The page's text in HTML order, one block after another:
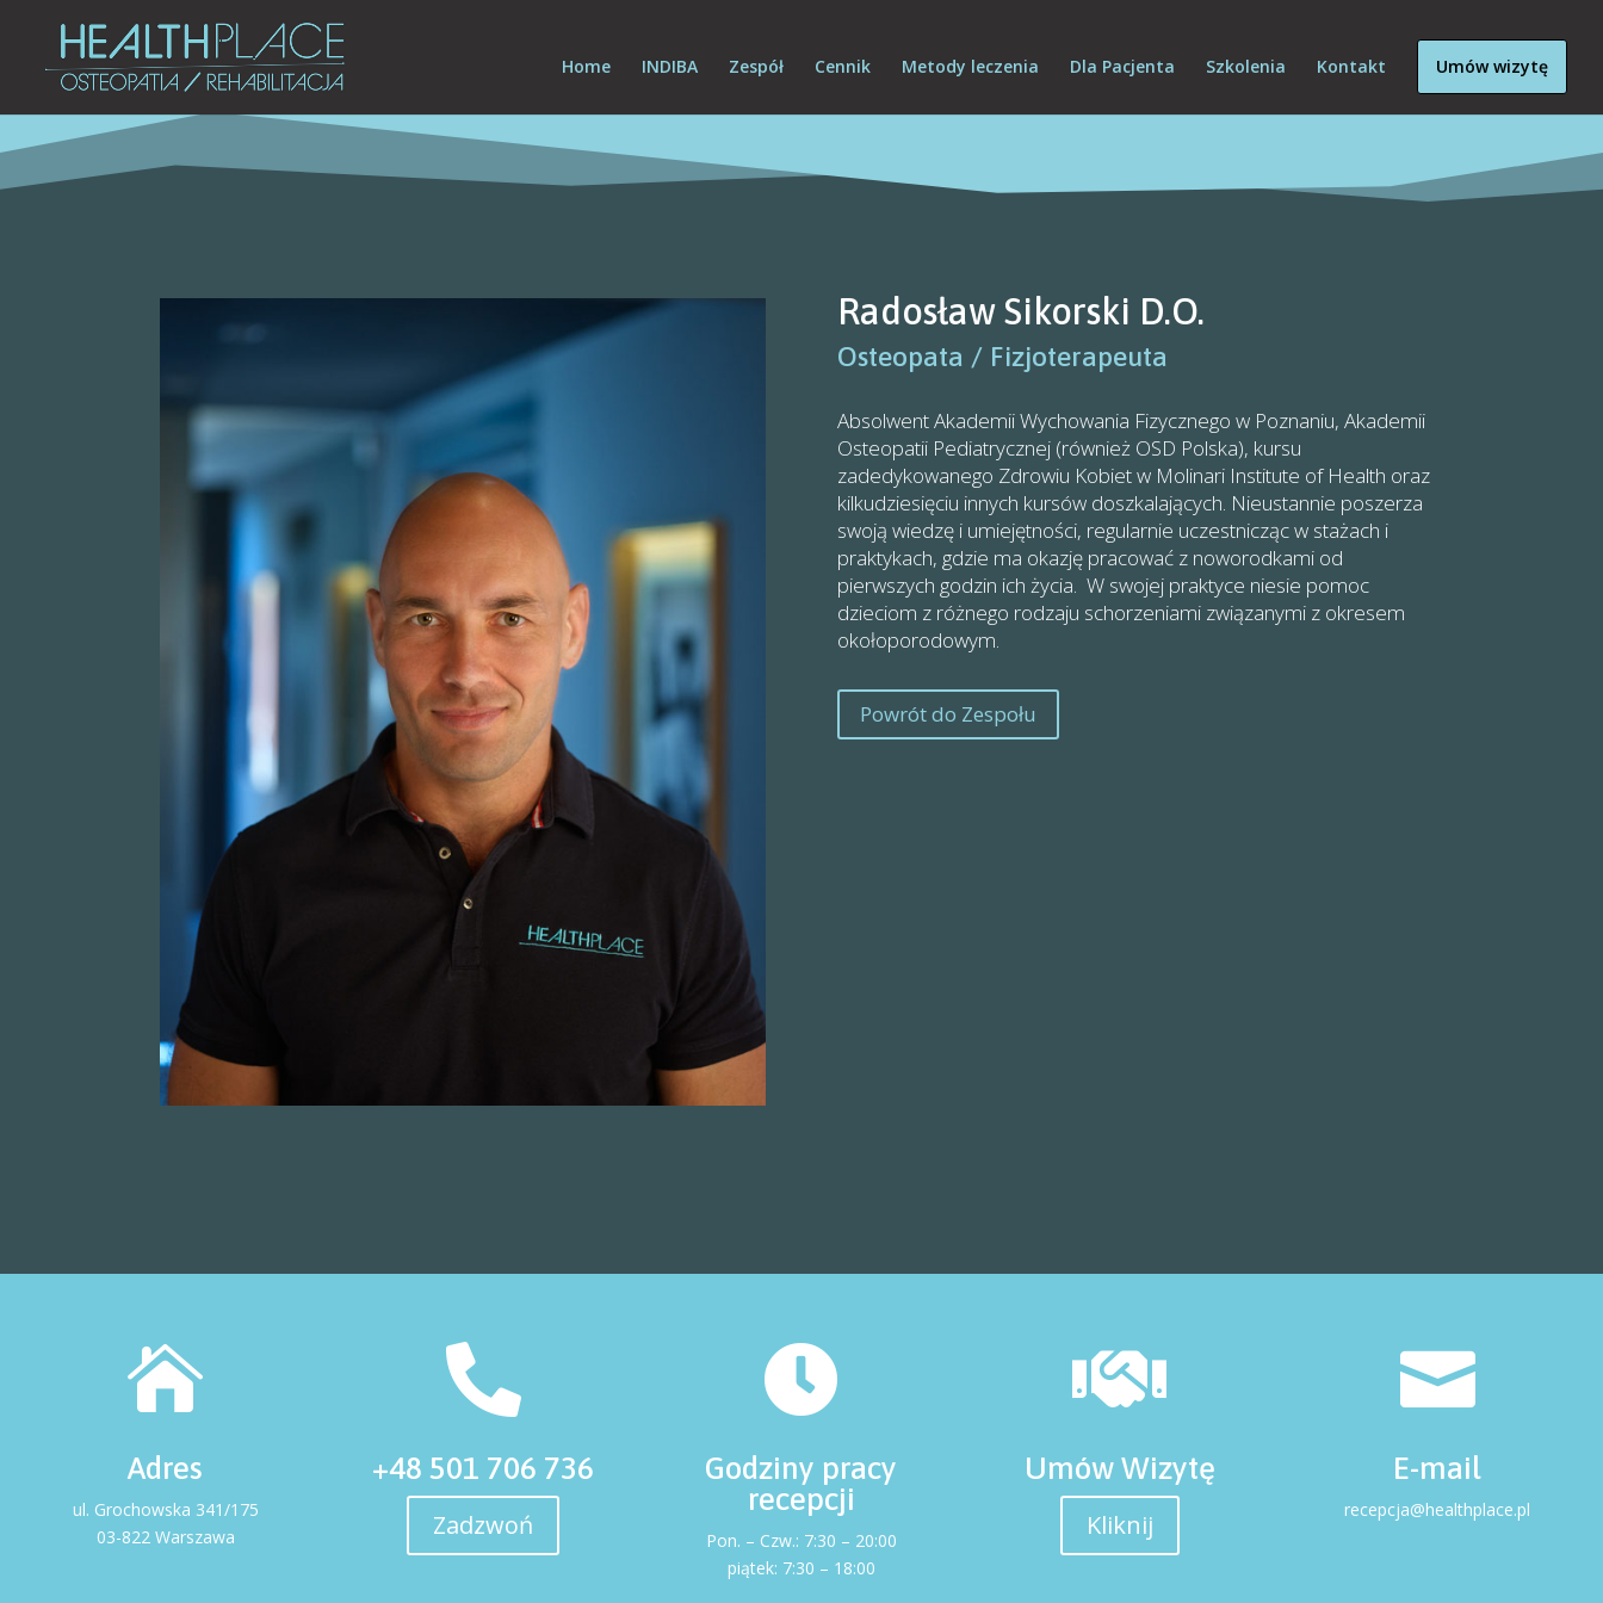
Home INDIBA Zespół Cennik Metody leczenia Dla Pacjenta Szkolenia Kontakt Umów wizytę
Radosław Sikorski D.O.
Osteopata / Fizjoterapeuta
Absolwent Akademii Wychowania Fizycznego w Poznaniu, Akademii
Osteopatii Pediatrycznej (również OSD Polska), kursu
zadedykowanego Zdrowiu Kobiet w Molinari Institute of Health oraz
kilkudziesięciu innych kursów doszkalających. Nieustannie poszerza
swoją wiedzę i umiejętności, regularnie uczestnicząc w stażach i
praktykach, gdzie ma okazję pracować z noworodkami od
pierwszych godzin ich życia. W swojej praktyce niesie pomoc
dzieciom z różnego rodzaju schorzeniami związanymi z okresem
okołoporodowym.
Powrót do Zespołu

Adres
ul. Grochowska 341/175
03-822 Warszawa

+48 501 706 736
Zadzwoń

Godziny pracy
recepcji
Pon. – Czw.: 7:30 – 20:00
piątek: 7:30 – 18:00

Umów Wizytę
Kliknij

E-mail
recepcja@healthplace.pl